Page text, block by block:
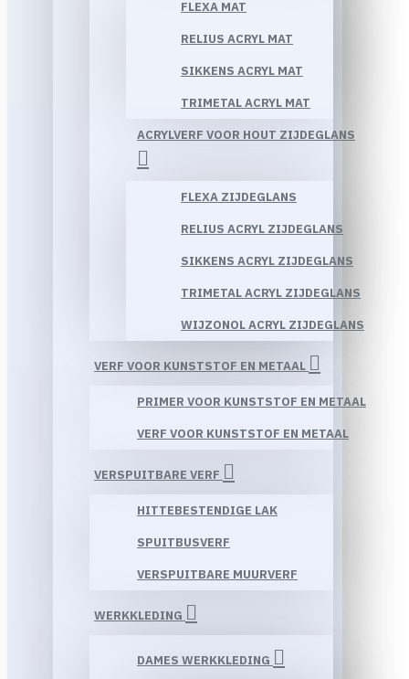
FLEXA MAT
RELIUS ACRYL MAT
SIKKENS ACRYL MAT
TRIMETAL ACRYL MAT
ACRYLVERF VOOR HOUT ZIJDEGLANS
FLEXA ZIJDEGLANS
RELIUS ACRYL ZIJDEGLANS
SIKKENS ACRYL ZIJDEGLANS
TRIMETAL ACRYL ZIJDEGLANS
WIJZONOL ACRYL ZIJDEGLANS
VERF VOOR KUNSTSTOF EN METAAL
PRIMER VOOR KUNSTSTOF EN METAAL
VERF VOOR KUNSTSTOF EN METAAL
VERSPUITBARE VERF
HITTEBESTENDIGE LAK
SPUITBUSVERF
VERSPUITBARE MUURVERF
WERKKLEDING
DAMES WERKKLEDING